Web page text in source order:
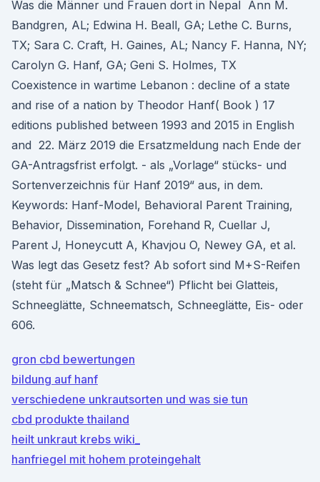
Was die Männer und Frauen dort in Nepal Ann M.
Bandgren, AL; Edwina H. Beall, GA; Lethe C. Burns,
TX; Sara C. Craft, H. Gaines, AL; Nancy F. Hanna, NY;
Carolyn G. Hanf, GA; Geni S. Holmes, TX
Coexistence in wartime Lebanon : decline of a state
and rise of a nation by Theodor Hanf( Book ) 17
editions published between 1993 and 2015 in English
and 22. März 2019 die Ersatzmeldung nach Ende der
GA-Antragsfrist erfolgt. - als „Vorlage“ stücks- und
Sortenverzeichnis für Hanf 2019“ aus, in dem.
Keywords: Hanf-Model, Behavioral Parent Training,
Behavior, Dissemination, Forehand R, Cuellar J,
Parent J, Honeycutt A, Khavjou O, Newey GA, et al.
Was legt das Gesetz fest? Ab sofort sind M+S-Reifen
(steht für „Matsch & Schnee“) Pflicht bei Glatteis,
Schneeglätte, Schneematsch, Schneeglätte, Eis- oder
606.
gron cbd bewertungen
bildung auf hanf
verschiedene unkrautsorten und was sie tun
cbd produkte thailand
heilt unkraut krebs wiki_
hanfriegel mit hohem proteingehalt